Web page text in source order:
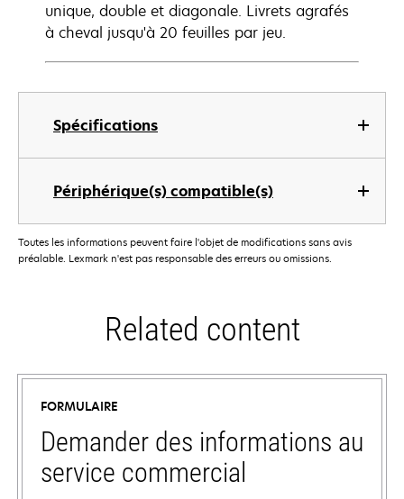
Spécifications
Périphérique(s) compatible(s)
unique, double et diagonale. Livrets agrafés
à cheval jusqu'à 20 feuilles par jeu.
Toutes les informations peuvent faire l'objet de modifications sans avis
préalable. Lexmark n'est pas responsable des erreurs ou omissions.
Related content
FORMULAIRE
Demander des informations au
service commercial